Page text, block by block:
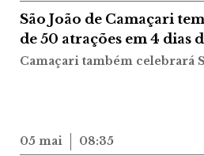
São João de Camaçari
de 50 atrações em 4 dias
Camaçari também celebrará
05 mai 08:35